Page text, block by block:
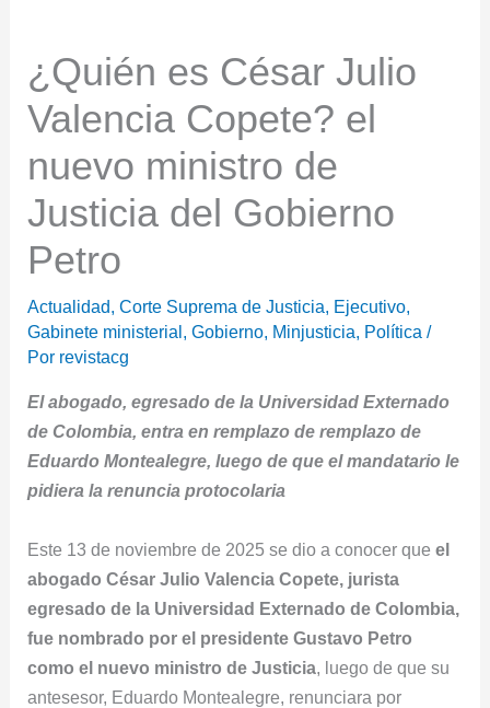
¿Quién es César Julio
Valencia Copete? el
nuevo ministro de
Justicia del Gobierno
Petro
Actualidad,Corte Suprema de Justicia, Ejecutivo,
Gabinete ministerial,Gobierno, Minjusticia, Política /
Por revistacg
El abogado, egresado de la Universidad Externado
de Colombia, entra en remplazo de remplazo de
Eduardo Montealegre, luego de que el mandatario le
pidiera la renuncia protocolaria
Este 13 de noviembre de 2025 se dio a conocer queel
abogado César Julio Valencia Copete, jurista
egresado de la Universidad Externado de Colombia,
fue nombrado por el presidente Gustavo Petro
como el nuevo ministro de Justicia , luego de que su
antesesor, Eduardo Montealegre, renunciara por